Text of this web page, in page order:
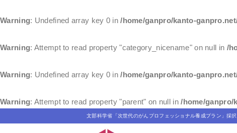
Warning: Undefined array key 0 in/home/ganpro/kanto-
Warning: Attempt to read property "category_nicename" on null in /
Warning: Undefined array key 0 in/home/ganpro/kanto-
Warning: Attempt to read property "parent" on null in/home/ganpro/
文部科学省「次世代のがんプロフェッショナル養成プラン」採